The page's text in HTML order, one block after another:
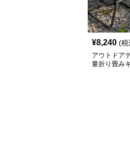
¥8,240 (税
アウトドア
量折り畳み